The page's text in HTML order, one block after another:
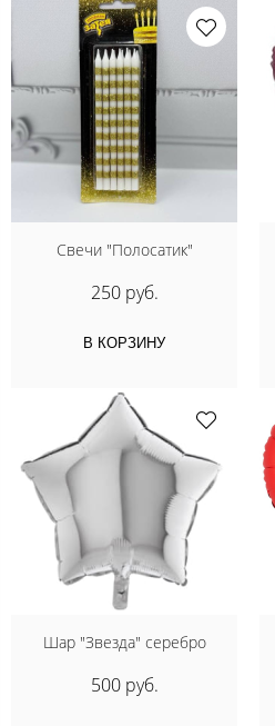
Свечи "Полосатик"
250 руб.
В КОРЗИНУ
Шар "Звезда" серебро
500 руб.